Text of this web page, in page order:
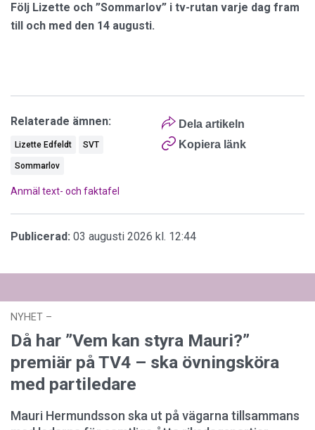
Följ Lizette och ”Sommarlov” i tv-rutan varje dag fram
till och med den 14 augusti.
Dela artikeln
Kopiera länk
Relaterade ämnen:
Lizette Edfeldt SVT
Sommarlov
Anmäl text- och faktafel
Publicerad: 03 augusti 2026 kl. 12:44
NYHET –
Då har ”Vem kan styra Mauri?”
premiär på TV4 – ska övningsköra
med partiledare
Mauri Hermundsson ska ut på vägarna tillsammans